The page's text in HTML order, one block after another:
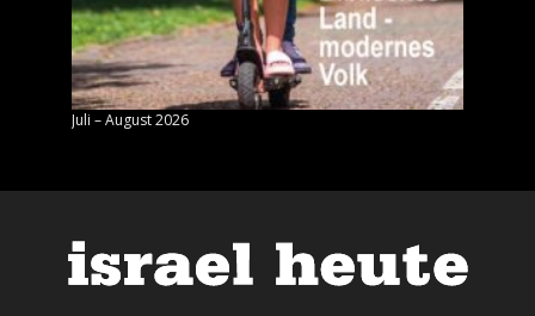
Juli – August 2026